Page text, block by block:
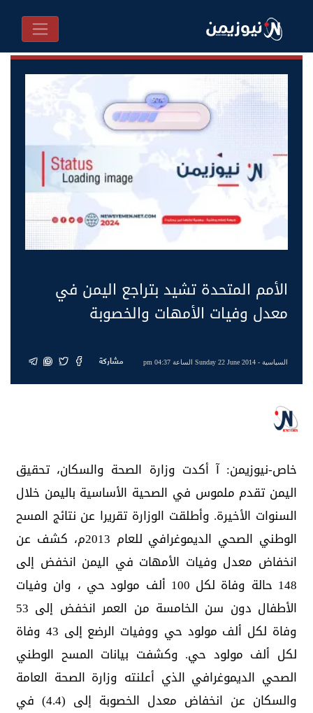
الأمم المتحدة تشيد بتراجع اليمن في
معدل وفيات الأمهات والخصوبة
السياسية- Sunday 22 June 2014 الساعة 04:37 pm مشاركة
خاص-نيوزيمن: آ أكدت وزارة الصحة والسكان، تحقيق
اليمن تقدم ملموس في الصحية الأساسية باليمن خلال
السنوات الأخيرة. وأطلقت الوزارة تقريرا عن نتائج المسح
الوطني الصحي الديموغرافي للعام 2013م، كشف عن
انخفاض معدل وفيات الأمهات في اليمن انخفض إلى
148 حالة وفاة لكل 100 ألف مولود حي ، وان وفيات
الأطفال دون سن الخامسة من العمر انخفض إلى 53
وفاة لكل ألف مولود حي ووفيات الرضع إلى 43 وفاة
لكل ألف مولود حي. وكشفت بيانات المسح الوطني
الصحي الديموغرافي الذي أعلنته وزارة الصحة العامة
والسكان عن انخفاض معدل الخصوبة إلى (4.4) في